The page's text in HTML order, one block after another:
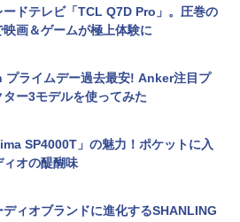
ードテレビ「TCL Q7D Pro」。圧巻の
映画＆ゲームが極上体験に
プライムデー過去最安! Anker注目プ
ター3モデルを使ってみた
SP4000T」の魅力！ポケットに入
ィオの醍醐味
ディオブランドに進化するSHANLING